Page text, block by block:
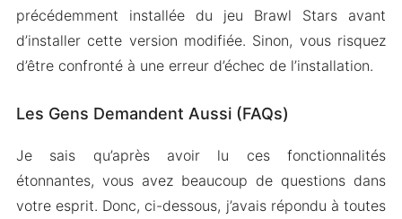
précédemment installée du jeu Brawl Stars avant
d’installer cette version modifiée. Sinon, vous risquez
d’être confronté à une erreur d’échec de l’installation.
Les Gens Demandent Aussi (FAQs)
Je sais qu’après avoir lu ces fonctionnalités
étonnantes, vous avez beaucoup de questions dans
votre esprit. Donc, ci-dessous, j’avais répondu à toutes